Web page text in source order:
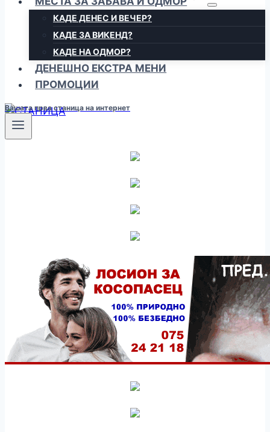
КАДЕ ДЕНЕС И ВЕЧЕР?
КАДЕ ЗА ВИКЕНД?
КАДЕ НА ОДМОР?
ДЕНЕШНО ЕКСТРА МЕНИ
ПРОМОЦИИ
Вашата прва станица на интернет